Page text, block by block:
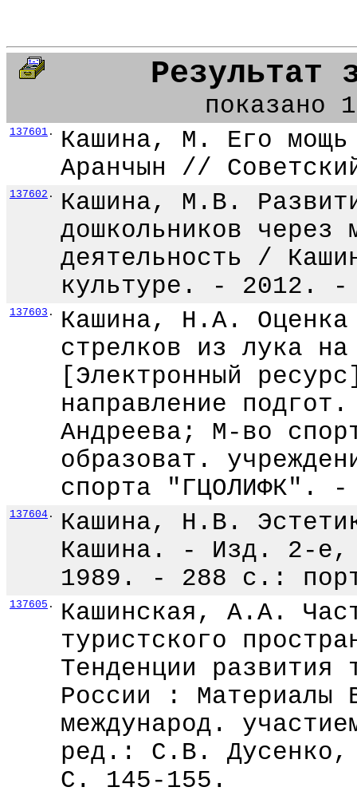
Результат
показано
137601 .
Кашина, М. Его
Аранчын //
137602 .
Кашина, М.В.
дошкольников через
деятельность /
культуре. -
137603 .
Кашина, Н.А. Оценка
стрелков из лука на
[Электронный
направление
Андреева; М-во
образоват.
спорта "ГЦОЛИФК".
137604 .
Кашина, Н.В.
Кашина. - Изд. 2-
1989. - 288 с.:
137605 .
Кашинская, А.А.
туристского
Тенденции развития
России :
международ.
ред.: С.В.
С. 145-155.